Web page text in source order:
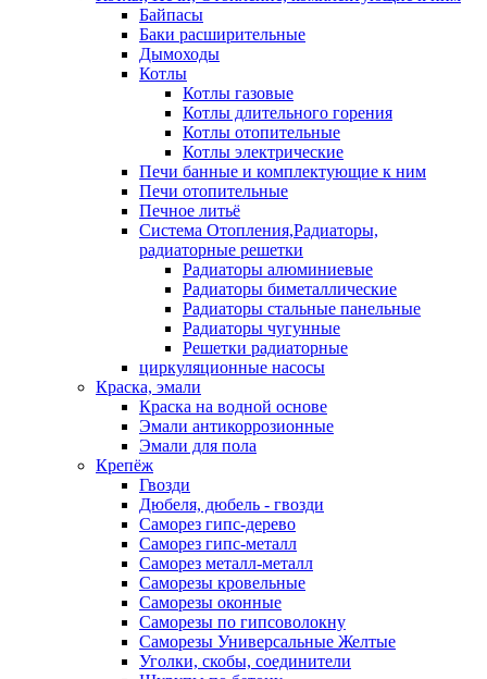
Байпасы
Баки расширительные
Дымоходы
Котлы
Котлы газовые
Котлы длительного горения
Котлы отопительные
Котлы электрические
Печи банные и комплектующие к ним
Печи отопительные
Печное литьё
Система Отопления,Радиаторы,
радиаторные решетки
Радиаторы алюминиевые
Радиаторы биметаллические
Радиаторы стальные панельные
Радиаторы чугунные
Решетки радиаторные
циркуляционные насосы
Краска, эмали
Краска на водной основе
Эмали антикоррозионные
Эмали для пола
Крепёж
Гвозди
Дюбеля, дюбель - гвозди
Саморез гипс-дерево
Саморез гипс-металл
Саморез металл-металл
Саморезы кровельные
Саморезы оконные
Саморезы по гипсоволокну
Саморезы Универсальные Желтые
Уголки, скобы, соединители